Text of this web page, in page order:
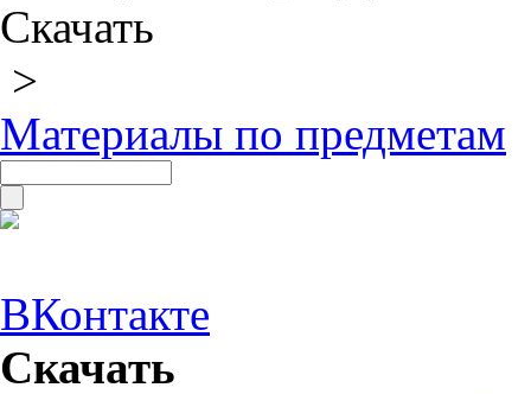
Скачать
>
Материалы по предметам
ВКонтакте
Скачать